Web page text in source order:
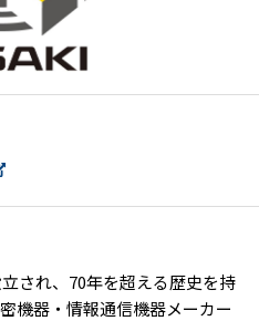
され、70年を超える歴史を持
機器・情報通信機器メーカー